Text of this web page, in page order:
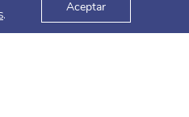
© 2026
. Aceptar